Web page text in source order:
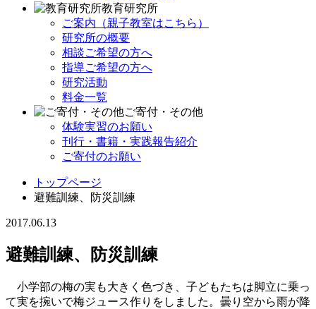
教育研究所
ご案内（親子教室はこちら）
研究所の概要
相談ご希望の方へ
指導ご希望の方へ
研究活動
料金一覧
ご寄付・その他
体験実習のお願い
刊行・書籍・実践報告紹介
ご寄付のお願い
トップページ
避難訓練、防災訓練
2017.06.13
避難訓練、防災訓練
小学部の梅の実も大きく色づき、子どもたちは脚立に乗っ
て実を捥いで梅ジュース作りをしました。曇り空から雨が降